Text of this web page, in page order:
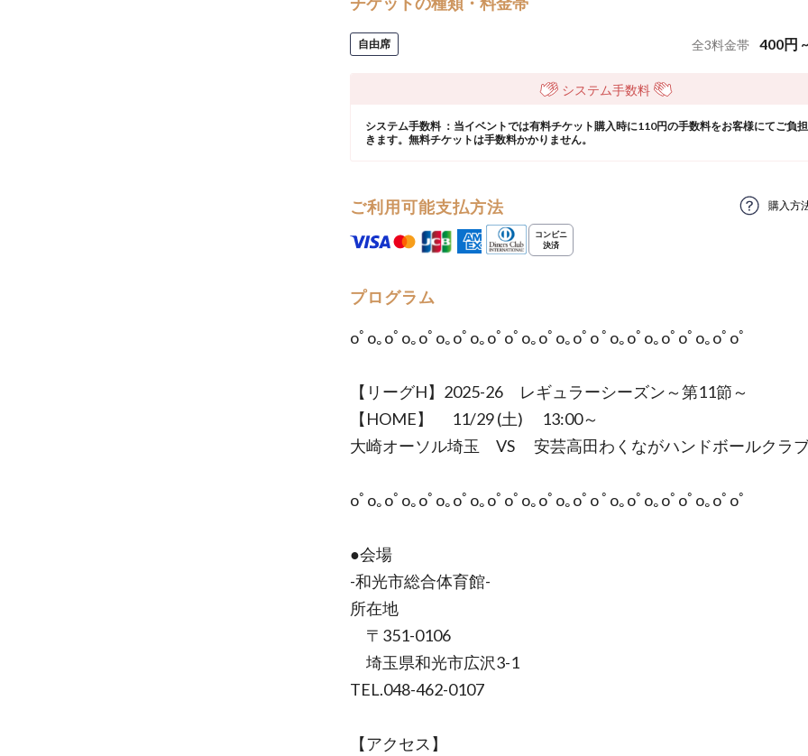
自由席 全3料金帯 400円
システム手数料
システム手数料 ：当イベントでは有料チケット購入時に110円の手数料をお客様にてご負
きます。無料チケットは手数料かかりません。
ご利用可能支払方法 購入方
プログラム
oﾟo｡oﾟo｡oﾟo｡oﾟo｡oﾟoﾟo｡oﾟo｡oﾟo ﾟo｡oﾟo｡oﾟoﾟo｡oﾟoﾟ
【リーグH】2025-26 レギュラーシーズン～第11節～
【HOME】 11/29 (土) 13:00～
大崎オーソル埼玉 VS 安芸高田わくながハンドボールクラ
oﾟo｡oﾟo｡oﾟo｡oﾟo｡oﾟoﾟo｡oﾟo｡oﾟo ﾟo｡oﾟo｡oﾟoﾟo｡oﾟoﾟ
●会場
-和光市総合体育館-
所在地
〒351-0106
埼玉県和光市広沢3-1
TEL.048-462-0107
【アクセス】